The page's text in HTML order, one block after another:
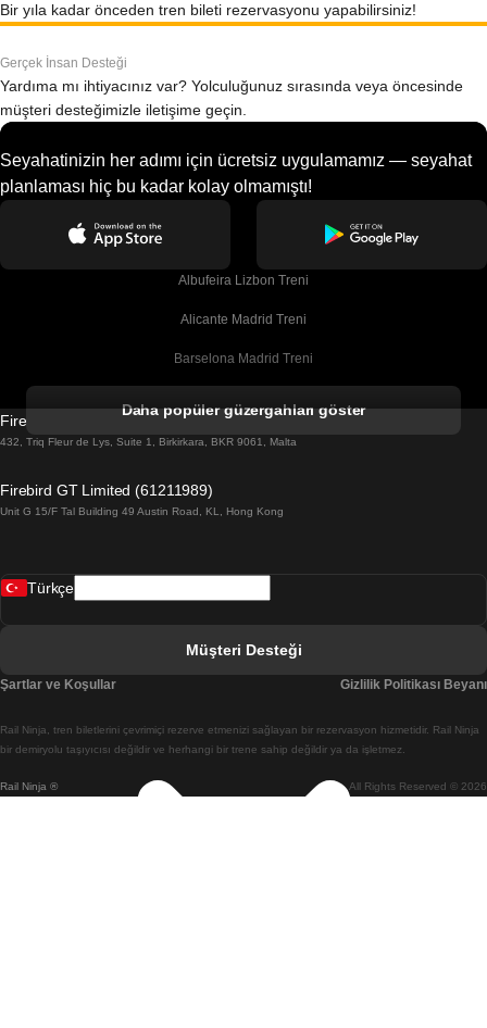
Bir yıla kadar önceden tren bileti rezervasyonu yapabilirsiniz!
Gerçek İnsan Desteği
Yardıma mı ihtiyacınız var? Yolculuğunuz sırasında veya öncesinde
müşteri desteğimizle iletişime geçin.
Seyahatinizin her adımı için ücretsiz uygulamamız — seyahat
planlaması hiç bu kadar kolay olmamıştı!
Albufeira Lizbon Treni
Alicante Madrid Treni
Barselona Madrid Treni
Barselona Sevilla Treni
Belfast Dublin Treni
Budapeşte Viyana Treni
Busan Cheonan(Asan) Treni
Daha popüler güzergahları göster
Firebird GT Limited (OC 1451)
432, Triq Fleur de Lys, Suite 1, Birkirkara, BKR 9061, Malta
Firebird GT Limited (61211989)
Unit G 15/F Tal Building 49 Austin Road, KL, Hong Kong
Rail Ninja ® All Rights Reserved © 2026
Rail Ninja, tren biletlerini çevrimiçi rezerve etmenizi sağlayan bir rezervasyon hizmetidir. Rail Ninja
bir demiryolu taşıyıcısı değildir ve herhangi bir trene sahip değildir ya da işletmez.
Türkçe
Müşteri Desteği
Şartlar ve Koşullar Gizlilik Politikası Beyanı